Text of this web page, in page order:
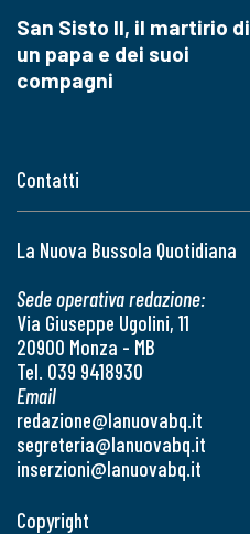
Contatti
La Nuova Bussola Quotidiana
Sede operativa redazione:
Via Giuseppe Ugolini, 11
20900 Monza - MB
Tel. 039 9418930
Email
redazione@lanuovabq.it
segreteria@lanuovabq.it
inserzioni@lanuovabq.it
San Sisto II, il martirio di
un papa e dei suoi
compagni
Copyright